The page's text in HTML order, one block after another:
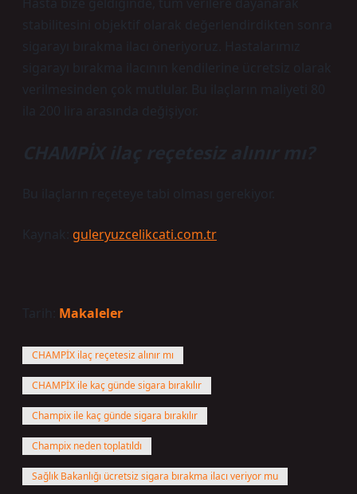
stabilitesini objektif olarak değerlendirdikten sonra
sigarayı bırakma ilacı öneriyoruz. Hastalarımız
sigarayı bırakma ilacının kendilerine ücretsiz olarak
verilmesinden çok mutlular. Bu ilaçların maliyeti 80
ila 200 lira arasında değişiyor.
CHAMPİX ilaç reçetesiz alınır mı?
Bu ilaçların reçeteye tabi olması gerekiyor.
Kaynak: guleryuzcelikcati.com.tr
Tarih: Makaleler
CHAMPİX ilaç reçetesiz alınır mı
CHAMPİX ile kaç günde sigara bırakılır
Champix ile kaç günde sigara bırakılır
Champix neden toplatıldı
Sağlık Bakanlığı ücretsiz sigara bırakma ilacı veriyor mu